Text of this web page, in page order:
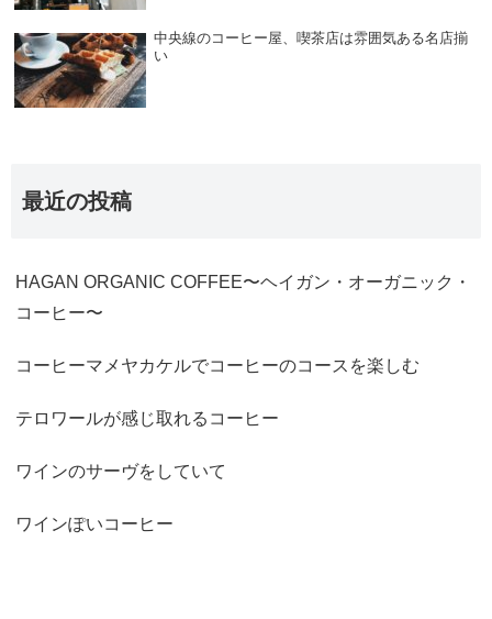
中央線のコーヒー屋、喫茶店は雰囲気ある名店揃
い
最近の投稿
HAGAN ORGANIC COFFEE〜ヘイガン・オーガニック・
コーヒー〜
コーヒーマメヤカケルでコーヒーのコースを楽しむ
テロワールが感じ取れるコーヒー
ワインのサーヴをしていて
ワインぽいコーヒー